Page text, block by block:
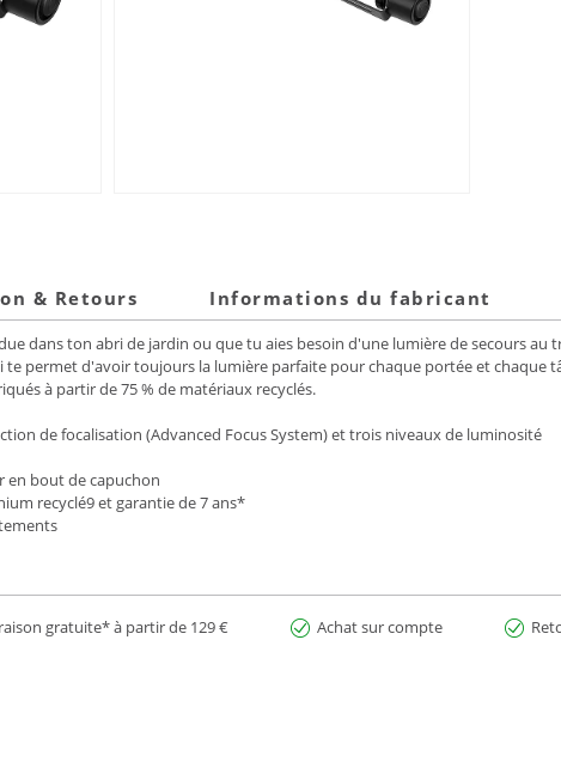
& Retours Informations du fabricant
dans ton abri de jardin ou que tu aies besoin d'une lumière de secours
permet d'avoir toujours la lumière parfaite pour chaque portée et chaque
à partir de 75 % de matériaux recyclés.
de focalisation (Advanced Focus System) et trois niveaux de luminosité
en bout de capuchon
recyclé9 et garantie de 7 ans*
gratuite* à partir de 129 € Achat sur compte